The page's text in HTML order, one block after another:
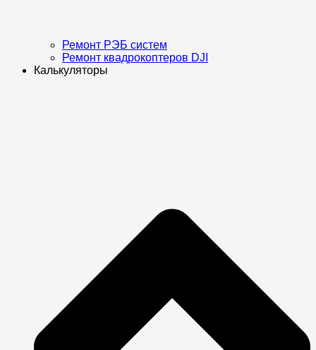
Ремонт РЭБ систем
Ремонт квадрокоптеров DJI
Калькуляторы